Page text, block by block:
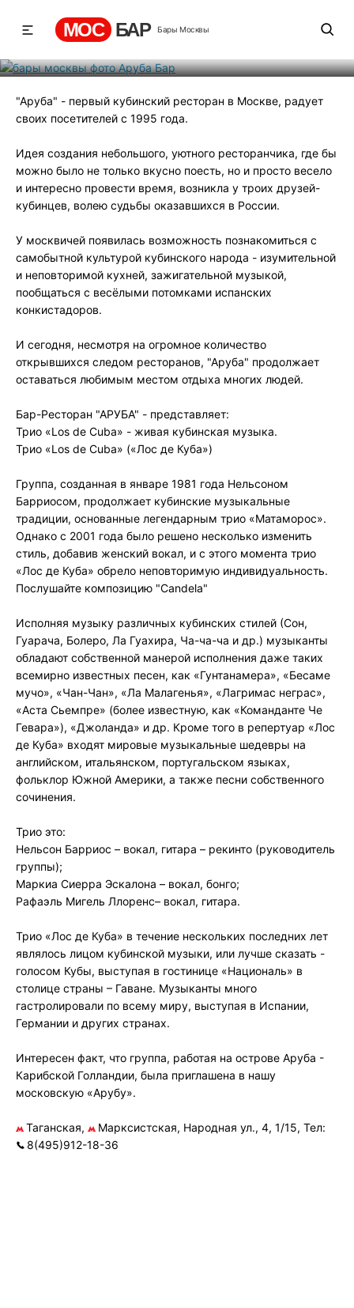
МОС БАР Бары Москвы
"Аруба" - первый кубинский ресторан в Москве, радует
своих посетителей с 1995 года.
Идея создания небольшого, уютного ресторанчика, где бы
можно было не только вкусно поесть, но и просто весело
и интересно провести время, возникла у троих друзей-
кубинцев, волею судьбы оказавшихся в России.
У москвичей появилась возможность познакомиться с
самобытной культурой кубинского народа - изумительной
и неповторимой кухней, зажигательной музыкой,
пообщаться с весёлыми потомками испанских
конкистадоров.
И сегодня, несмотря на огромное количество
открывшихся следом ресторанов, "Аруба" продолжает
оставаться любимым местом отдыха многих людей.
Бар-Ресторан "АРУБА" - представляет:
Трио «Los de Cuba» - живая кубинская музыка.
Трио «Los de Cuba» («Лос де Куба»)
Группа, созданная в январе 1981 года Нельсоном
Барриосом, продолжает кубинские музыкальные
традиции, основанные легендарным трио «Матаморос».
Однако с 2001 года было решено несколько изменить
стиль, добавив женский вокал, и с этого момента трио
«Лос де Куба» обрело неповторимую индивидуальность.
Послушайте композицию "Candela"
Исполняя музыку различных кубинских стилей (Сон,
Гуарача, Болеро, Ла Гуахира, Ча-ча-ча и др.) музыканты
обладают собственной манерой исполнения даже таких
всемирно известных песен, как «Гунтанамера», «Бесаме
мучо», «Чан-Чан», «Ла Малагенья», «Лагримас неграс»,
«Аста Сьемпре» (более известную, как «Команданте Че
Гевара»), «Джоланда» и др. Кроме того в репертуар «Лос
де Куба» входят мировые музыкальные шедевры на
английском, итальянском, португальском языках,
фольклор Южной Америки, а также песни собственного
сочинения.
Трио это:
Нельсон Барриос – вокал, гитара – рекинто (руководитель
группы);
Маркиа Сиерра Эскалона – вокал, бонго;
Рафаэль Мигель Ллоренс– вокал, гитара.
Трио «Лос де Куба» в течение нескольких последних лет
являлось лицом кубинской музыки, или лучше сказать -
голосом Кубы, выступая в гостинице «Националь» в
столице страны – Гаване. Музыканты много
гастролировали по всему миру, выступая в Испании,
Германии и других странах.
Интересен факт, что группа, работая на острове Аруба -
Карибской Голландии, была приглашена в нашу
московскую «Арубу».
Таганская,
Марксистская, Народная ул., 4, 1/15, Тел:
8(495)912-18-36